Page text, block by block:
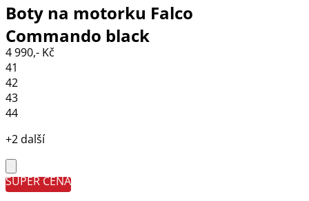
Boty na motorku Falco
Commando black
4 990,- Kč
41
42
43
44
+2 další
SUPER CENA